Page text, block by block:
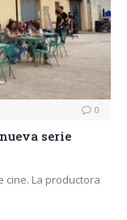
0
serie
cine. La productora